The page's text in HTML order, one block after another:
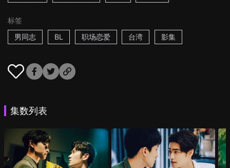
标签
男同志
BL 职场恋爱 台湾 影集
集数列表